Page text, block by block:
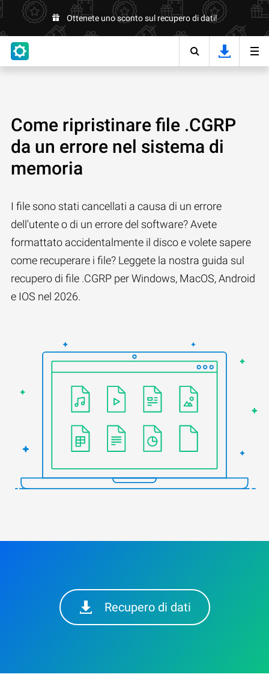
Ottenete uno sconto sul recupero di dati!
Come ripristinare file .CGRP
da un errore nel sistema di
memoria
I file sono stati cancellati a causa di un errore
dell'utente o di un errore del software? Avete
formattato accidentalmente il disco e volete sapere
come recuperare i file? Leggete la nostra guida sul
recupero di file .CGRP per Windows, MacOS, Android
e IOS nel 2026.
Recupero di dati